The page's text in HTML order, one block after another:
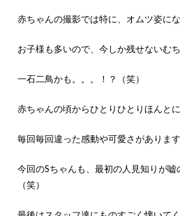
赤ちゃんの撮影では特に、オムツ姿に
お子様も多いので、今しか残せないむ
一石二鳥かも。。。！？（笑）
赤ちゃんの頃からひとりひとりほんと
毎回毎回違った感動や可愛さがあります
今回のSちゃんも、最初の人見知りが嘘
（笑）